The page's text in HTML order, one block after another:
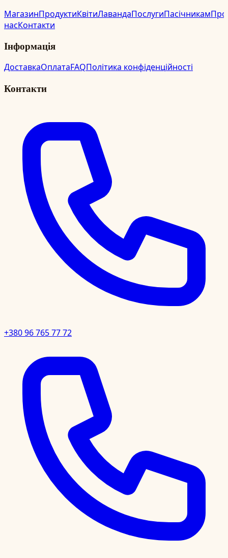
МагазинПродуктиКвітиЛавандаПослугиПасічникамПро
насКонтакти
Інформація
ДоставкаОплатаFAQПолітика конфіденційності
Контакти
+380 96 765 77 72